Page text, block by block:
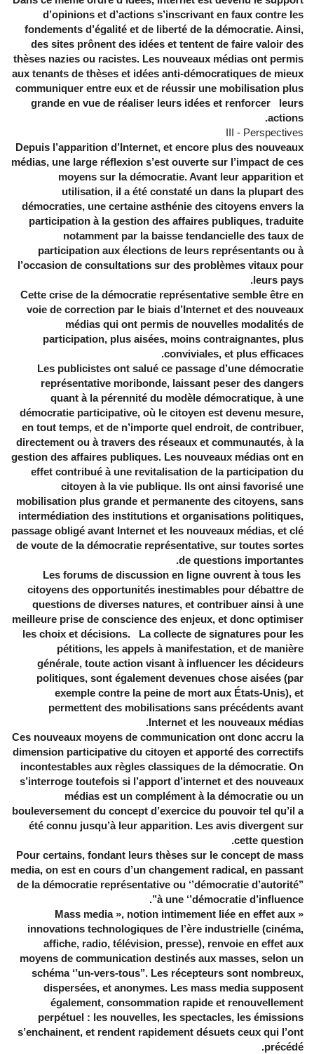
d’opinions et d’actions s’inscrivant en faux contre les
fondements d’égalité et de liberté de la démocratie. Ainsi,
des sites prônent des idées et tentent de faire valoir des
thèses nazies ou racistes. Les nouveaux médias ont permis
aux tenants de thèses et idées anti-démocratiques de mieux
communiquer entre eux et de réussir une mobilisation plus
grande en vue de réaliser leurs idées et renforcer leurs
actions.
III - Perspectives
Depuis l’apparition d’Internet, et encore plus des nouveaux
médias, une large réflexion s’est ouverte sur l’impact de ces
moyens sur la démocratie. Avant leur apparition et
utilisation, il a été constaté un dans la plupart des
démocraties, une certaine asthénie des citoyens envers la
participation à la gestion des affaires publiques, traduite
notamment par la baisse tendancielle des taux de
participation aux élections de leurs représentants ou à
l’occasion de consultations sur des problèmes vitaux pour
leurs pays.
Cette crise de la démocratie représentative semble être en
voie de correction par le biais d’Internet et des nouveaux
médias qui ont permis de nouvelles modalités de
participation, plus aisées, moins contraignantes, plus
conviviales, et plus efficaces.
Les publicistes ont salué ce passage d’une démocratie
représentative moribonde, laissant peser des dangers
quant à la pérennité du modèle démocratique, à une
démocratie participative, où le citoyen est devenu mesure,
en tout temps, et de n’importe quel endroit, de contribuer,
directement ou à travers des réseaux et communautés, à la
gestion des affaires publiques. Les nouveaux médias ont en
effet contribué à une revitalisation de la participation du
citoyen à la vie publique. Ils ont ainsi favorisé une
mobilisation plus grande et permanente des citoyens, sans
intermédiation des institutions et organisations politiques,
passage obligé avant Internet et les nouveaux médias, et clé
de voute de la démocratie représentative, sur toutes sortes
de questions importantes.
Les forums de discussion en ligne ouvrent à tous les
citoyens des opportunités inestimables pour débattre de
questions de diverses natures, et contribuer ainsi à une
meilleure prise de conscience des enjeux, et donc optimiser
les choix et décisions. La collecte de signatures pour les
pétitions, les appels à manifestation, et de manière
générale, toute action visant à influencer les décideurs
politiques, sont également devenues chose aisées (par
exemple contre la peine de mort aux États-Unis), et
permettent des mobilisations sans précédents avant
Internet et les nouveaux médias.
Ces nouveaux moyens de communication ont donc accru la
dimension participative du citoyen et apporté des correctifs
incontestables aux règles classiques de la démocratie. On
s’interroge toutefois si l’apport d’internet et des nouveaux
médias est un complément à la démocratie ou un
bouleversement du concept d’exercice du pouvoir tel qu’il a
été connu jusqu’à leur apparition. Les avis divergent sur
cette question.
Pour certains, fondant leurs thèses sur le concept de mass
media, on est en cours d’un changement radical, en passant
de la démocratie représentative ou ‘’démocratie d’autorité’’
à une ‘’démocratie d’influence’’.
« Mass media », notion intimement liée en effet aux
innovations technologiques de l’ère industrielle (cinéma,
affiche, radio, télévision, presse), renvoie en effet aux
moyens de communication destinés aux masses, selon un
schéma ‘’un-vers-tous’’. Les récepteurs sont nombreux,
dispersées, et anonymes. Les mass media supposent
également, consommation rapide et renouvellement
perpétuel : les nouvelles, les spectacles, les émissions
s’enchainent, et rendent rapidement désuets ceux qui l’ont
précédé.